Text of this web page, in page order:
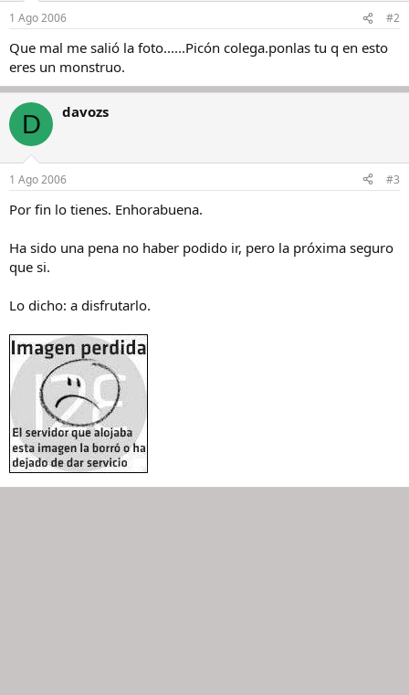
1 Ago 2006 #2
Que mal me salió la foto......Picón colega.ponlas tu q en esto
eres un monstruo.
D davozs
1 Ago 2006 #3
Por fin lo tienes. Enhorabuena.
Ha sido una pena no haber podido ir, pero la próxima seguro
que si.
Lo dicho: a disfrutarlo.